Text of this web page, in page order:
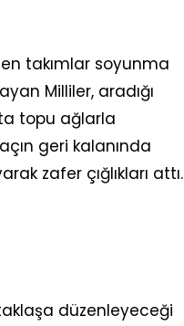
takımlar soyunma
Milliler, aradığı
topu ağlarla
geri kalanında
zafer çığlıkları attı.
düzenleyeceği